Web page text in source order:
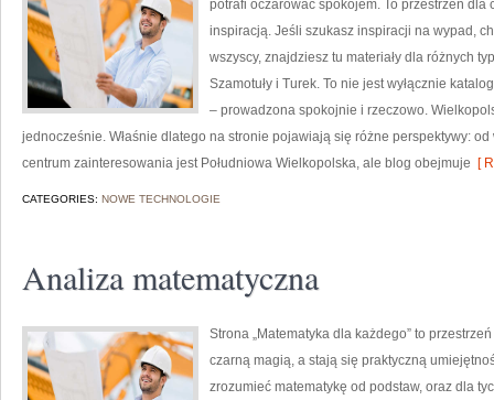
potrafi oczarować spokojem. To przestrzeń dla
inspiracją. Jeśli szukasz inspiracji na wypad,
wszyscy, znajdziesz tu materiały dla różnych
Szamotuły i Turek. To nie jest wyłącznie
– prowadzona spokojnie i rzeczowo.
jednocześnie. Właśnie dlatego na stronie pojawiają się różne perspektywy:
centrum zainteresowania jest Południowa Wielkopolska, ale blog obejmuje [
CATEGORIES: NOWE TECHNOLOGIE
Analiza matematyczna
Strona „Matematyka dla każdego” to
czarną magią, a stają się praktyczną
zrozumieć matematykę od podstaw, oraz dla